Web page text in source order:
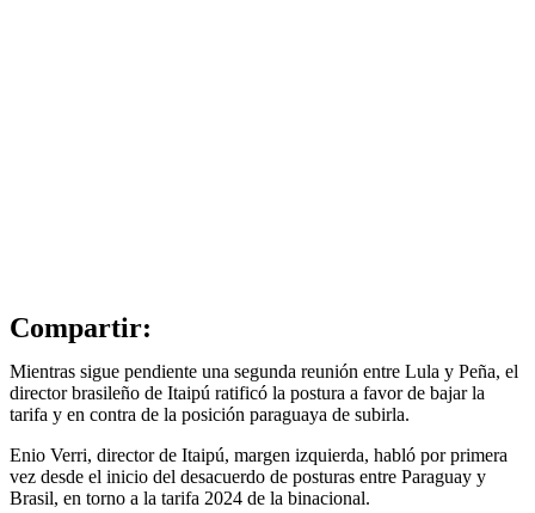
Compartir:
Mientras sigue pendiente una segunda reunión entre Lula y Peña, el
director brasileño de Itaipú ratificó la postura a favor de bajar la
tarifa y en contra de la posición paraguaya de subirla.
Enio Verri, director de Itaipú, margen izquierda, habló por primera
vez desde el inicio del desacuerdo de posturas entre Paraguay y
Brasil, en torno a la tarifa 2024 de la binacional.